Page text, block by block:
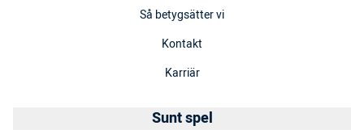
Så betygsätter vi
Kontakt
Karriär
Sunt spel